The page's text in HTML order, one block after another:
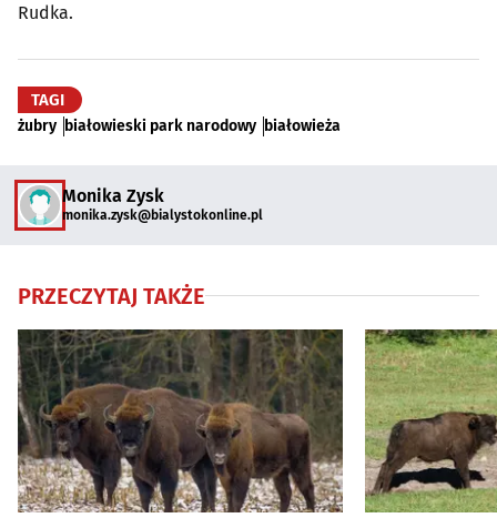
Rudka.
TAGI
żubry białowieski park narodowy białowieża
Monika Zysk
monika.zysk@bialystokonline.pl
PRZECZYTAJ TAKŻE